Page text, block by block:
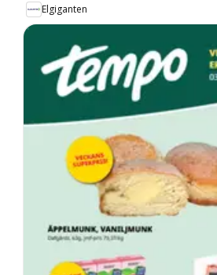
Elgiganten